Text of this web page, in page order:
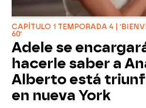
CAPÍTULO 1 TEMPORADA 4 |
60'
Adele se
hacerle saber a
Alberto está
en nueva York